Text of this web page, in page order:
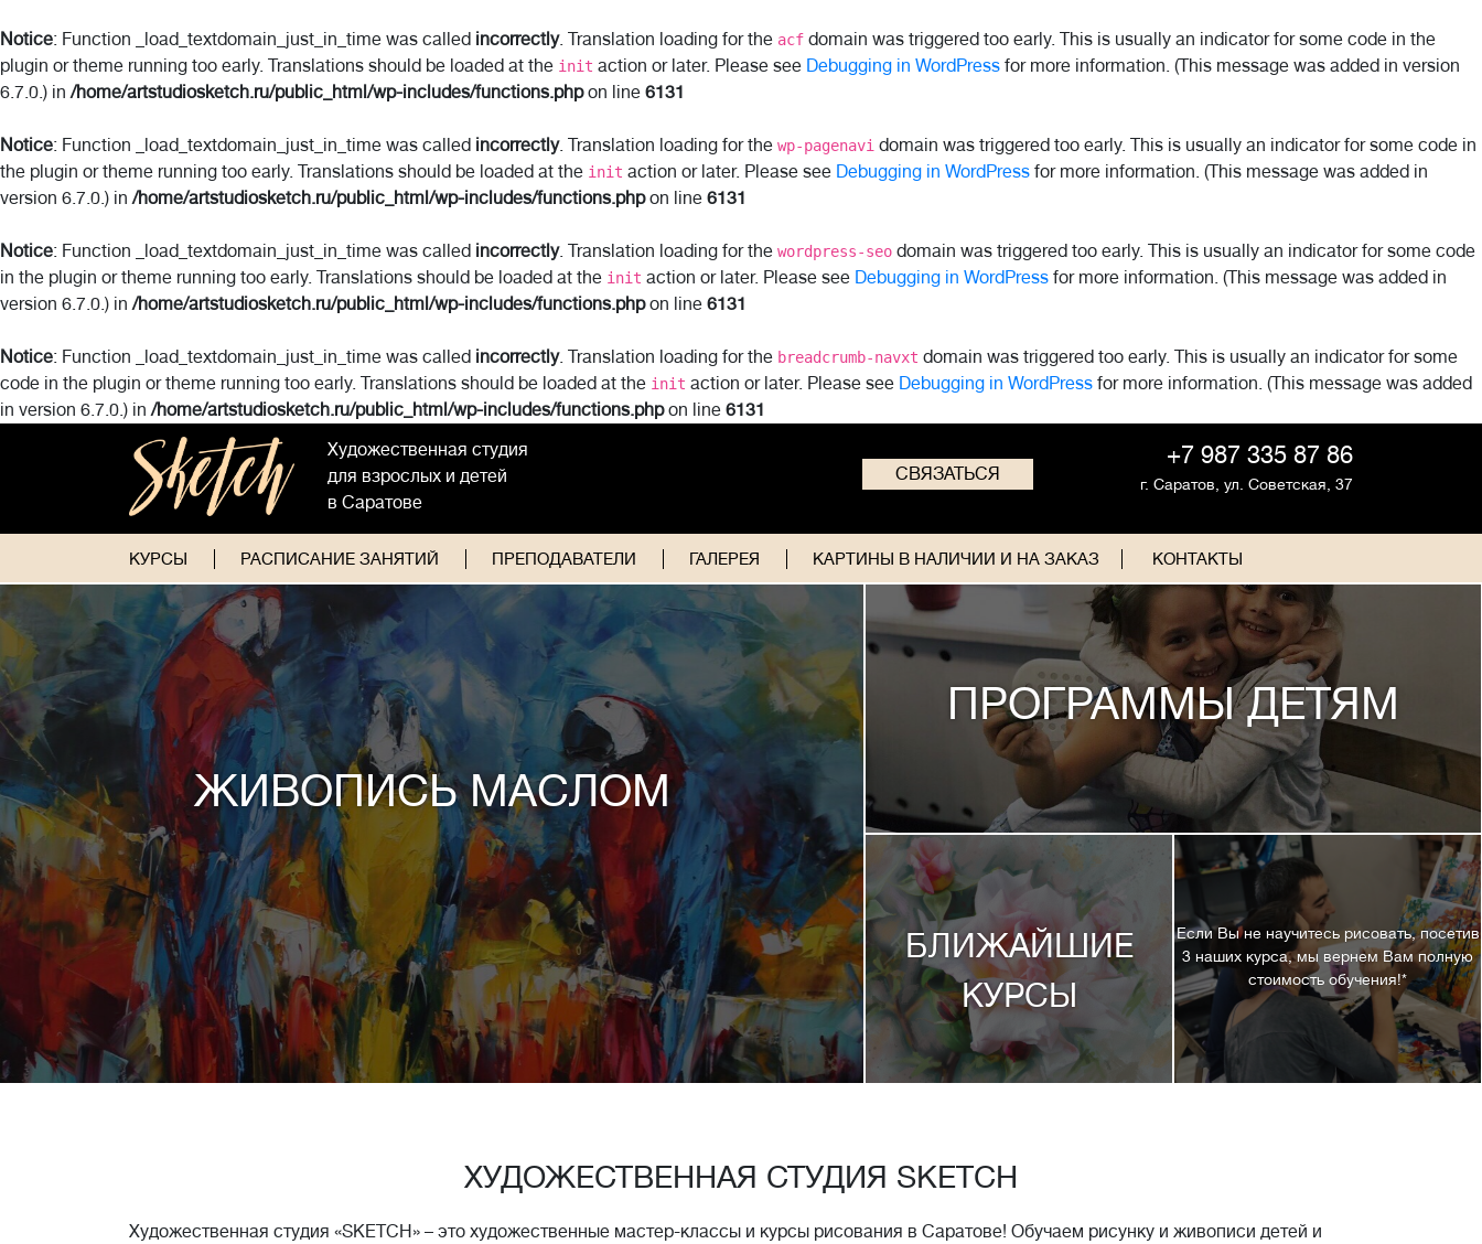
Notice: Function _load_textdomain_just_in_time was called incorrectly. Translation loading for the acf domain was triggered too early. This is usually an indicator for some code in the
plugin or theme running too early. Translations should be loaded at the init action or later. Please see Debugging in WordPress for more information. (This message was added in version
6.7.0.) in/home/artstudiosketch.ru/public_html/wp-includes/functions.phpon line 6131
Notice: Function _load_textdomain_just_in_time was called incorrectly. Translation loading for the wp-pagenavi domain was triggered too early. This is usually an indicator for some code in
the plugin or theme running too early. Translations should be loaded at the init action or later. Please see Debugging in WordPress for more information. (This message was added in
version 6.7.0.) in/home/artstudiosketch.ru/public_html/wp-includes/functions.phpon line 6131
Notice: Function _load_textdomain_just_in_time was called incorrectly. Translation loading for the wordpress-seo domain was triggered too early. This is usually an indicator for some code
in the plugin or theme running too early. Translations should be loaded at the init action or later. Please see Debugging in WordPress for more information. (This message was added in
version 6.7.0.) in/home/artstudiosketch.ru/public_html/wp-includes/functions.phpon line 6131
Notice: Function _load_textdomain_just_in_time was called incorrectly. Translation loading for the breadcrumb-navxt domain was triggered too early. This is usually an indicator for some
code in the plugin or theme running too early. Translations should be loaded at the init action or later. Please see Debugging in WordPress for more information. (This message was added
in version 6.7.0.) in/home/artstudiosketch.ru/public_html/wp-includes/functions.phpon line 6131
Художественная студия
для взрослых и детей
в Саратове
СВЯЗАТЬСЯ
+7 987 335 87 86
г. Саратов, ул. Советская, 37
КУРСЫ РАСПИСАНИЕ ЗАНЯТИЙ ПРЕПОДАВАТЕЛИ ГАЛЕРЕЯ КАРТИНЫ В НАЛИЧИИ И НА ЗАКАЗ КОНТАКТЫ
ЖИВОПИСЬ МАСЛОМ
ПРОГРАММЫ ДЕТЯМ
БЛИЖАЙШИЕ
КУРСЫ
Если Вы не научитесь рисовать, посетив
3 наших курса, мы вернем Вам полную
стоимость обучения!*
ХУДОЖЕСТВЕННАЯ СТУДИЯ SKETCH
Художественная студия «SKETCH» – это художественные мастер-классы и курсы рисования в Саратове! Обучаем рисунку и живописи детей и